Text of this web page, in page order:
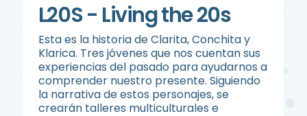
L20S - Living the 20s
Esta es la historia de Clarita, Conchita y
Klarica. Tres jóvenes que nos cuentan sus
experiencias del pasado para ayudarnos a
comprender nuestro presente. Siguiendo
la narrativa de estos personajes, se
crearán talleres multiculturales e